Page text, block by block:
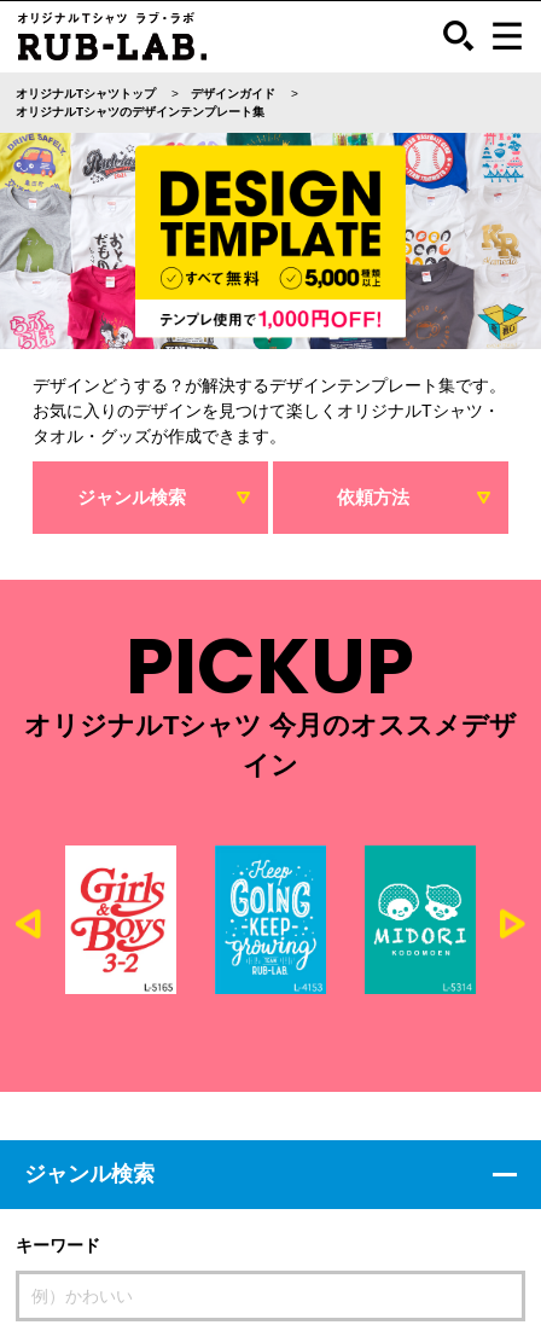
オリジナルTシャツトップ
デザインガイド
オリジナルTシャツのデザインテンプレート集
デザインどうする？が解決するデザインテンプレート集です。
お気に入りのデザインを見つけて楽しくオリジナルTシャツ・
タオル・グッズが作成できます。
ジャンル検索 依頼方法
PICKUP
オリジナルTシャツ 今月のオススメデザ
イン
ジャンル検索
キーワード